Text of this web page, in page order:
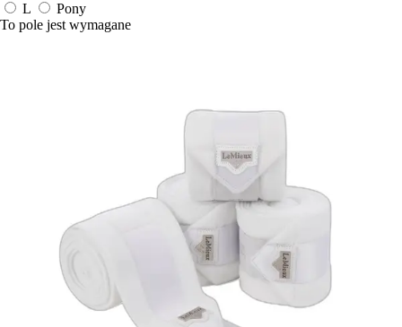
L
Pony
To pole jest wymagane